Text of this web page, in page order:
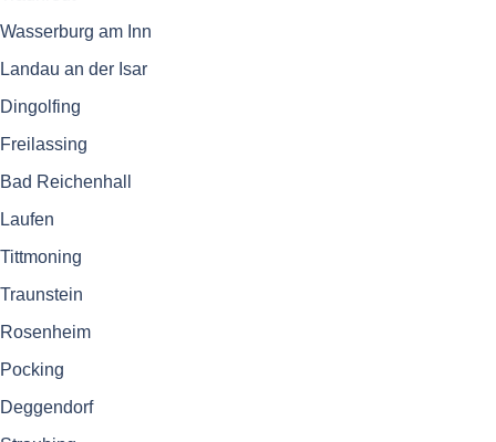
Wasserburg am Inn
Landau an der Isar
Dingolfing
Freilassing
Bad Reichenhall
Laufen
Tittmoning
Traunstein
Rosenheim
Pocking
Deggendorf